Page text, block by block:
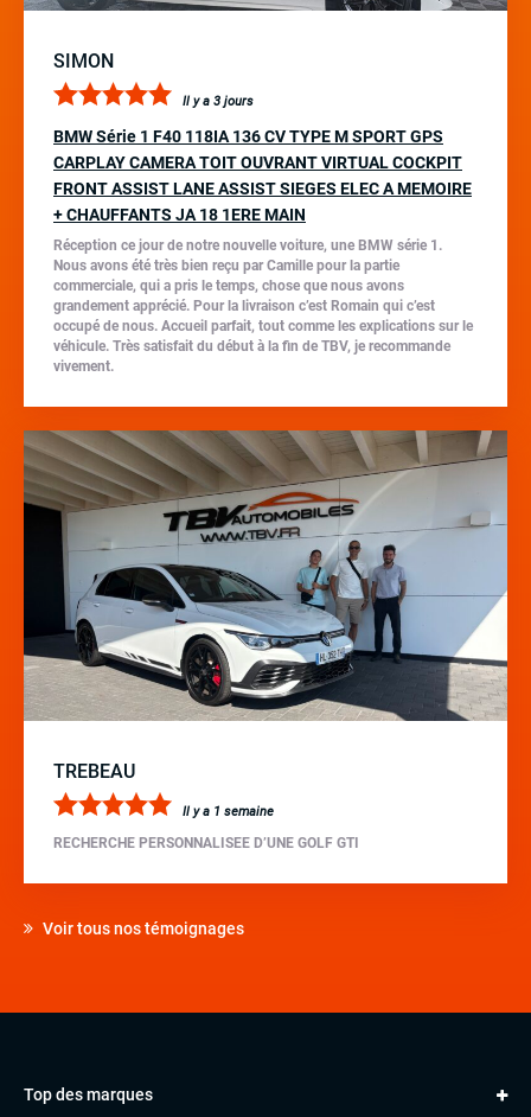
SIMON
Il y a 3 jours
BMW Série 1 F40 118IA 136 CV TYPE M SPORT GPS
CARPLAY CAMERA TOIT OUVRANT VIRTUAL COCKPIT
FRONT ASSIST LANE ASSIST SIEGES ELEC A MEMOIRE
+ CHAUFFANTS JA 18 1ERE MAIN
Réception ce jour de notre nouvelle voiture, une BMW série 1.
Nous avons été très bien reçu par Camille pour la partie
commerciale, qui a pris le temps, chose que nous avons
grandement apprécié. Pour la livraison c’est Romain qui c’est
occupé de nous. Accueil parfait, tout comme les explications sur le
véhicule. Très satisfait du début à la fin de TBV, je recommande
vivement.
TREBEAU
Il y a 1 semaine
RECHERCHE PERSONNALISEE D’UNE GOLF GTI
Voir tous nos témoignages
Top des marques